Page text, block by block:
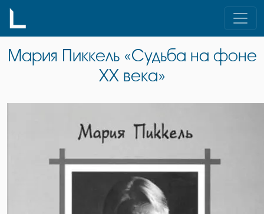
Skip
to
content
Мария Пиккель «Судьба на фоне
XX века»